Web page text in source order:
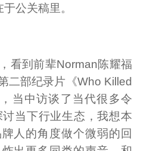
公关稿里。
看到前辈Norman陈耀福
二部纪录片《Who Killed
当中访谈了当代很多令
当下行业生态，我想本
人的角度做个微弱的回